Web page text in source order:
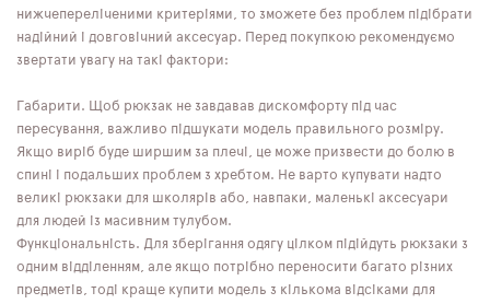
нижчепереліченими критеріями, то зможете без проблем підібрати
надійний і довговічний аксесуар. Перед покупкою рекомендуємо
звертати увагу на такі фактори:
Габарити. Щоб рюкзак не завдавав дискомфорту під час
пересування, важливо підшукати модель правильного розміру.
Якщо виріб буде ширшим за плечі, це може призвести до болю в
спині і подальших проблем з хребтом. Не варто купувати надто
великі рюкзаки для школярів або, навпаки, маленькі аксесуари
для людей із масивним тулубом.
Функціональність. Для зберігання одягу цілком підійдуть рюкзаки з
одним відділенням, але якщо потрібно переносити багато різних
предметів, тоді краще купити модель з кількома відсіками для